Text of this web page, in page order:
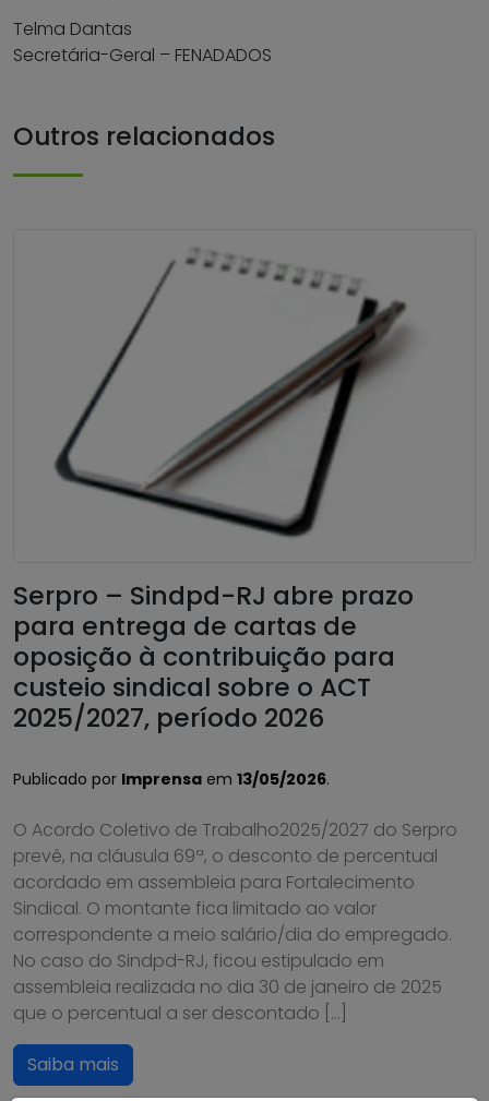
Telma Dantas
Secretária-Geral – FENADADOS
Outros relacionados
Serpro – Sindpd-RJ abre prazo
para entrega de cartas de
oposição à contribuição para
custeio sindical sobre o ACT
2025/2027, período 2026
Publicado por Imprensa em 13/05/2026.
O Acordo Coletivo de Trabalho2025/2027 do Serpro
prevê, na cláusula 69ª, o desconto de percentual
acordado em assembleia para Fortalecimento
Sindical. O montante fica limitado ao valor
correspondente a meio salário/dia do empregado.
No caso do Sindpd-RJ, ficou estipulado em
assembleia realizada no dia 30 de janeiro de 2025
que o percentual a ser descontado […]
Saiba mais